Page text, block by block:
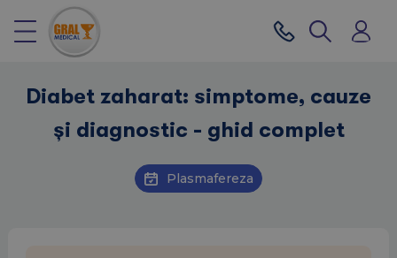
Diabet zaharat: simptome, cauze
și diagnostic - ghid complet
Plasmafereza